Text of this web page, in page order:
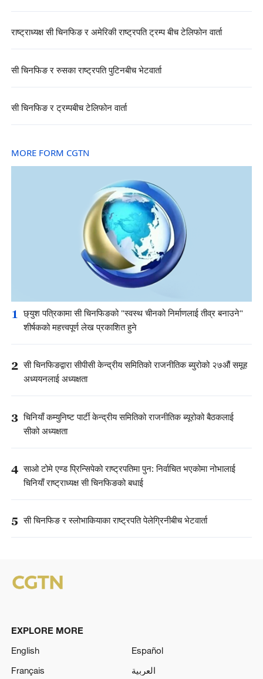
राष्ट्राध्यक्ष सी चिनफिङ र अमेरिकी राष्ट्रपति ट्रम्प बीच टेलिफोन वार्ता
सी चिनफिङ र रुसका राष्ट्रपति पुटिनबीच भेटवार्ता
सी चिनफिङ र ट्रम्पबीच टेलिफोन वार्ता
MORE FORM CGTN
1 छ्युश पत्रिकामा सी चिनफिङको "स्वस्थ चीनको निर्माणलाई तीव्र बनाउने"
शीर्षकको महत्त्वपूर्ण लेख प्रकाशित हुने
2 सी चिनफिङद्वारा सीपीसी केन्द्रीय समितिको राजनीतिक ब्युरोको २७औं समूह
अध्ययनलाई अध्यक्षता
3 चिनियाँ कम्युनिष्ट पार्टी केन्द्रीय समितिको राजनीतिक ब्यूरोको बैठकलाई
सीको अध्यक्षता
4 साओ टोमे एण्ड प्रिन्सिपेको राष्ट्रपतिमा पुन: निर्वाचित भएकोमा नोभालाई
चिनियाँ राष्ट्राध्यक्ष सी चिनफिङको बधाई
5 सी चिनफिङ र स्लोभाकियाका राष्ट्रपति पेलेग्रिनीबीच भेटवार्ता
EXPLORE MORE
English
Español
Français
العربية